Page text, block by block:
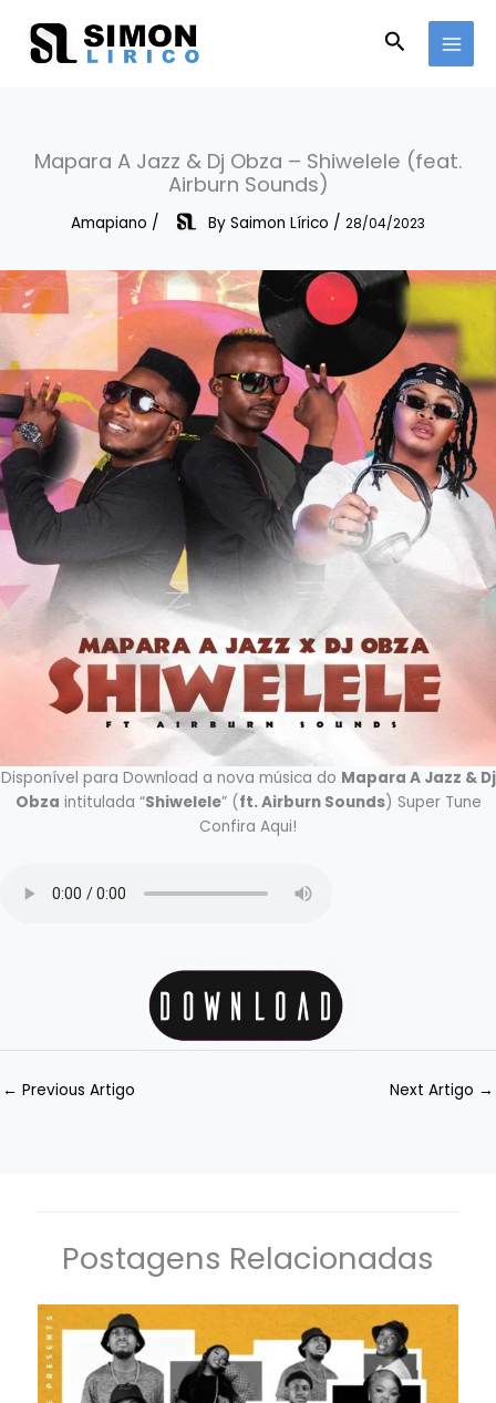
content
Search
Mapara A Jazz & Dj Obza – Shiwelele (feat.
Airburn Sounds)
Amapiano / By Saimon Lírico / 28/04/2023
Disponível para Download a nova música do Mapara A Jazz & Dj
Obza intitulada “Shiwelele” (ft. Airburn Sounds) Super Tune
Confira Aqui!
← Previous Artigo Next Artigo →
Postagens Relacionadas